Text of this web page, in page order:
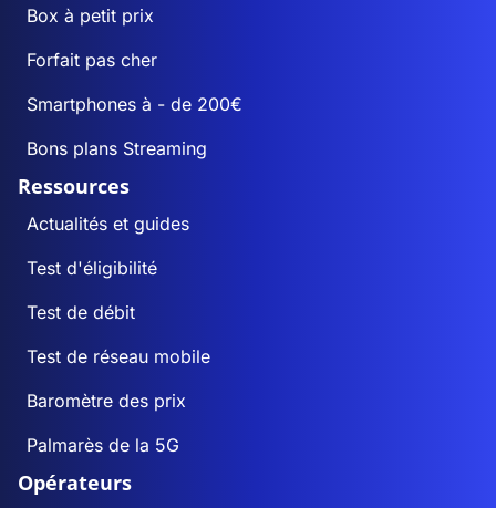
Box à petit prix
Forfait pas cher
Smartphones à - de 200€
Bons plans Streaming
Ressources
Actualités et guides
Test d'éligibilité
Test de débit
Test de réseau mobile
Baromètre des prix
Palmarès de la 5G
Opérateurs